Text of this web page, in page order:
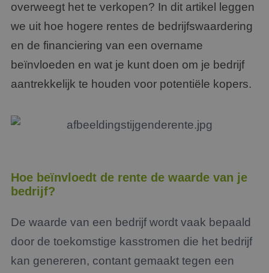
overweegt het te verkopen? In dit artikel leggen
we uit hoe hogere rentes de bedrijfswaardering
en de financiering van een overname
beïnvloeden en wat je kunt doen om je bedrijf
aantrekkelijk te houden voor potentiële kopers.
Hoe beïnvloedt de rente de waarde van je
bedrijf?
De waarde van een bedrijf wordt vaak bepaald
door de toekomstige kasstromen die het bedrijf
kan genereren, contant gemaakt tegen een